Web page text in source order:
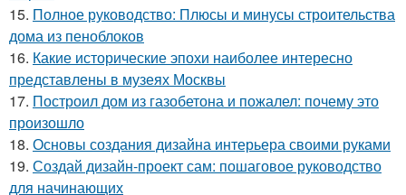
15. Полное руководство: Плюсы и минусы строительства
дома из пеноблоков
16. Какие исторические эпохи наиболее интересно
представлены в музеях Москвы
17. Построил дом из газобетона и пожалел: почему это
произошло
18. Основы создания дизайна интерьера своими руками
19. Создай дизайн-проект сам: пошаговое руководство
для начинающих